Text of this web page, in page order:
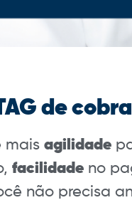
de
mais agilidade
facilidade no
não precisa